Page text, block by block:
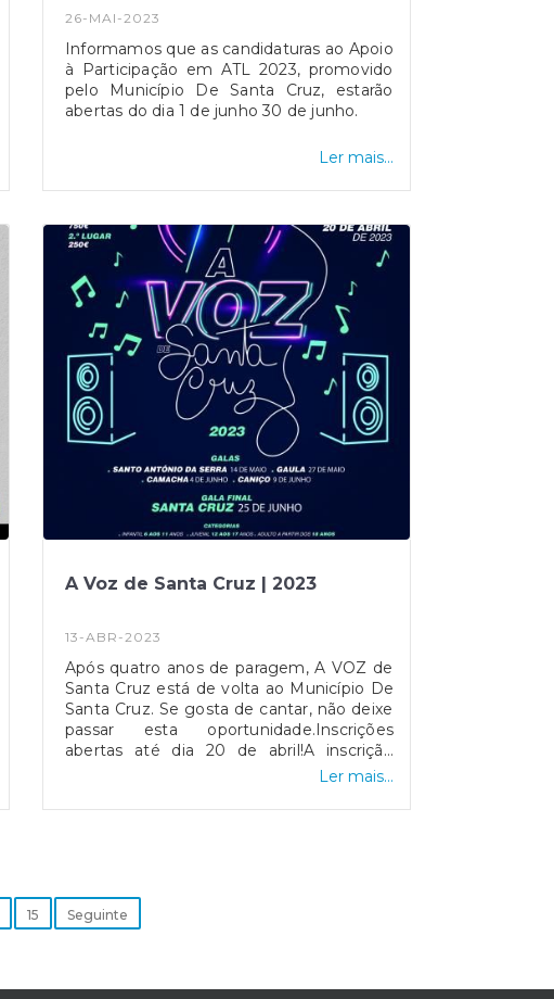
26-MAI-2023
Informamos que as candidaturas ao Apoio
à Participação em ATL 2023, promovido
pelo Município De Santa Cruz, estarão
abertas do dia 1 de junho 30 de junho.
Ler mais...
A Voz de Santa Cruz | 2023
13-ABR-2023
Após quatro anos de paragem, A VOZ de
Santa Cruz está de volta ao Município De
Santa Cruz. Se gosta de cantar, não deixe
passar esta oportunidade.Inscrições
abertas até dia 20 de abril!A inscrição
pode ser formalizada através do
Serviços de Atendimento ao Público, no
Ler mais...
15 Seguinte